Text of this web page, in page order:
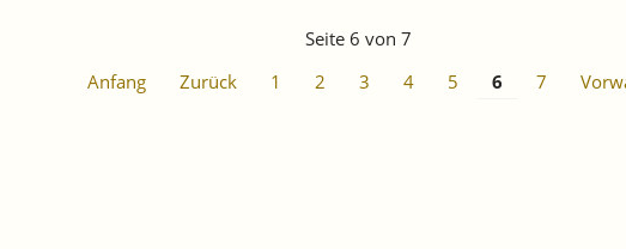
Seite 6 von 7
Anfang
Zurück 1 2 3 4 5 6 7